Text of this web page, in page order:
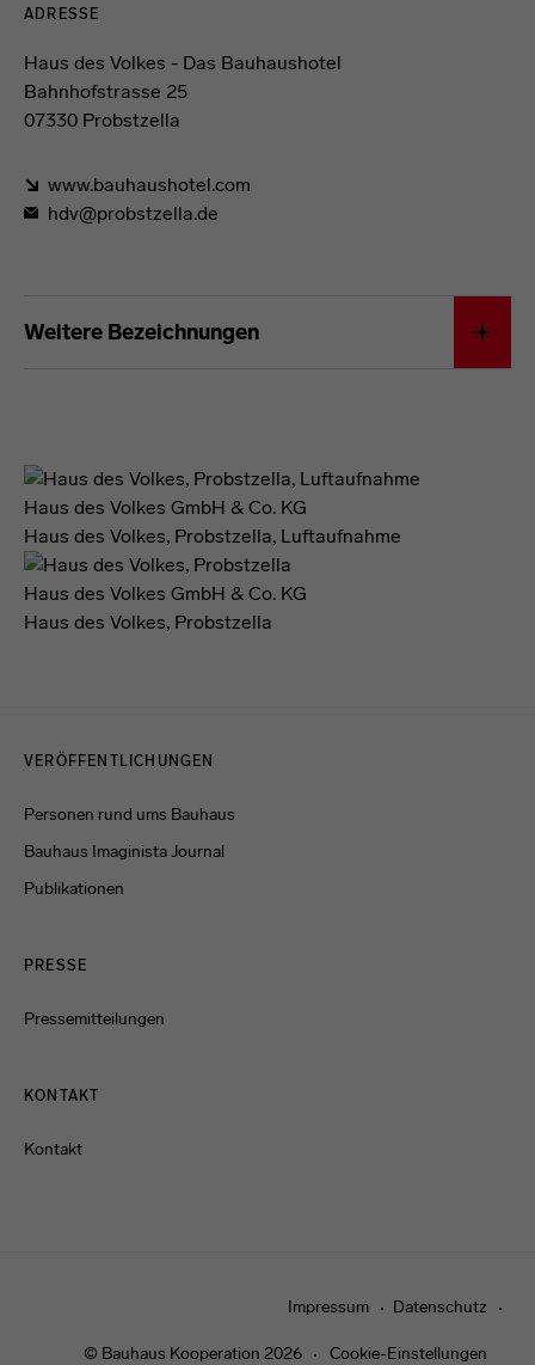
Kontaktdaten und Öffnungszeiten
ADRESSE
Haus des Volkes - Das Bauhaushotel
Bahnhofstrasse 25
07330 Probstzella
www.bauhaushotel.com
hdv@probstzella.de
Weitere Bezeichnungen
Haus des Volkes GmbH & Co. KG
Haus des Volkes, Probstzella, Luftaufnahme
Haus des Volkes GmbH & Co. KG
Haus des Volkes, Probstzella
VERÖFFENTLICHUNGEN
Personen rund ums Bauhaus
Bauhaus Imaginista Journal
Publikationen
PRESSE
Pressemitteilungen
KONTAKT
Kontakt
Impressum Datenschutz
© Bauhaus Kooperation 2026 Cookie-Einstellungen